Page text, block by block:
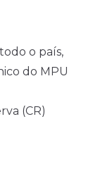
o país,
do MPU
(CR)